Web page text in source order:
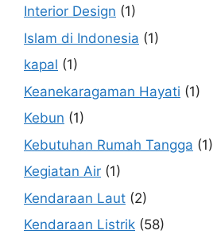
Interior Design (1)
Islam di Indonesia (1)
kapal (1)
Keanekaragaman Hayati (1)
Kebun (1)
Kebutuhan Rumah Tangga (1)
Kegiatan Air (1)
Kendaraan Laut (2)
Kendaraan Listrik (58)